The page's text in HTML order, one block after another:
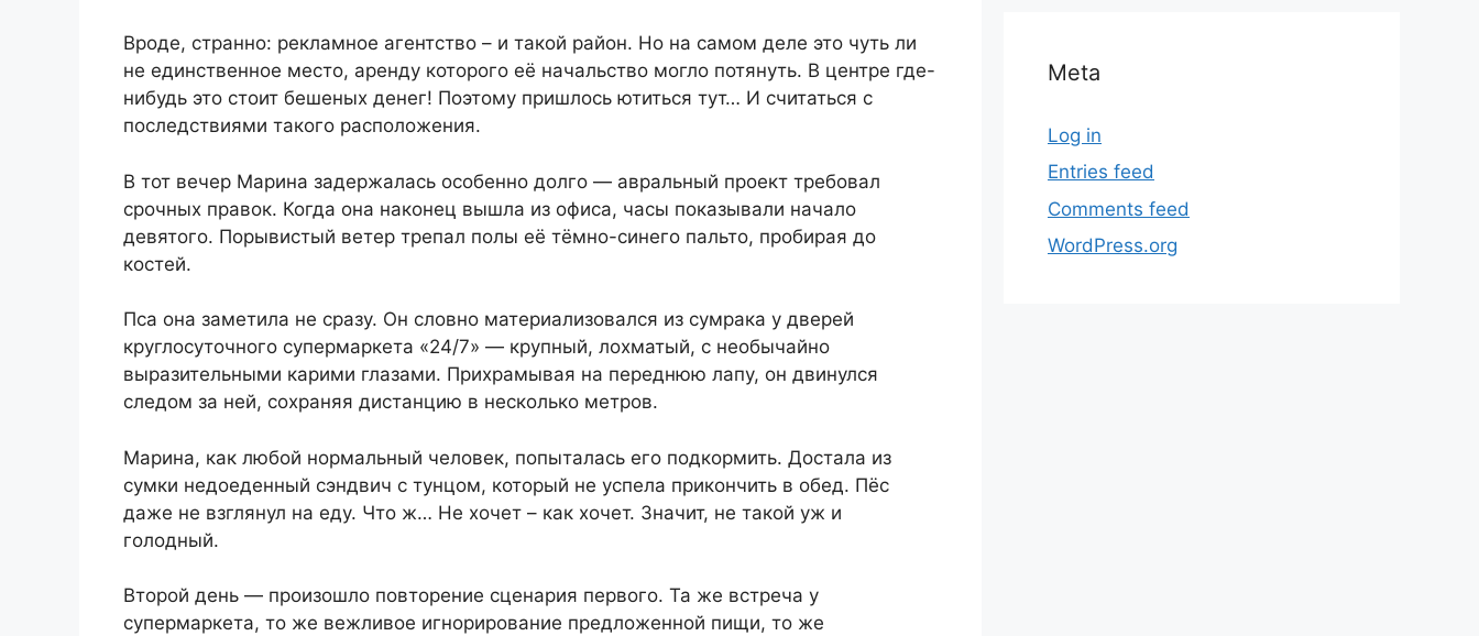
Вроде, странно: рекламное агентство – и такой район. Но на самом деле это чуть ли
не единственное место, аренду которого её начальство могло потянуть. В центре где-
нибудь это стоит бешеных денег! Поэтому пришлось ютиться тут… И считаться с
последствиями такого расположения.
В тот вечер Марина задержалась особенно долго — авральный проект требовал
срочных правок. Когда она наконец вышла из офиса, часы показывали начало
девятого. Порывистый ветер трепал полы её тёмно-синего пальто, пробирая до
костей.
Пса она заметила не сразу. Он словно материализовался из сумрака у дверей
круглосуточного супермаркета «24/7» — крупный, лохматый, с необычайно
выразительными карими глазами. Прихрамывая на переднюю лапу, он двинулся
следом за ней, сохраняя дистанцию в несколько метров.
Марина, как любой нормальный человек, попыталась его подкормить. Достала из
сумки недоеденный сэндвич с тунцом, который не успела прикончить в обед. Пёс
даже не взглянул на еду. Что ж… Не хочет – как хочет. Значит, не такой уж и
голодный.
Второй день — произошло повторение сценария первого. Та же встреча у
супермаркета, то же вежливое игнорирование предложенной пищи, то же
Meta
Log in
Entries feed
Comments feed
WordPress.org